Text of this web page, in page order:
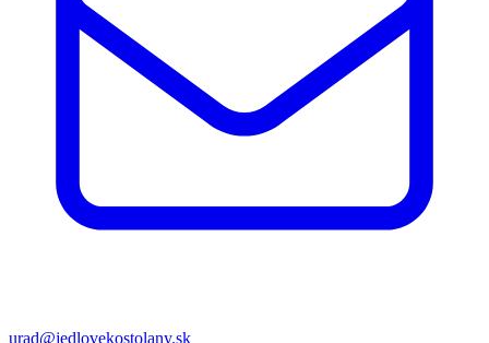
urad@jedlovekostolany.sk